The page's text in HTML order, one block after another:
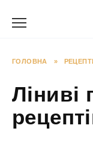
ГОЛОВНА »
Ліниві